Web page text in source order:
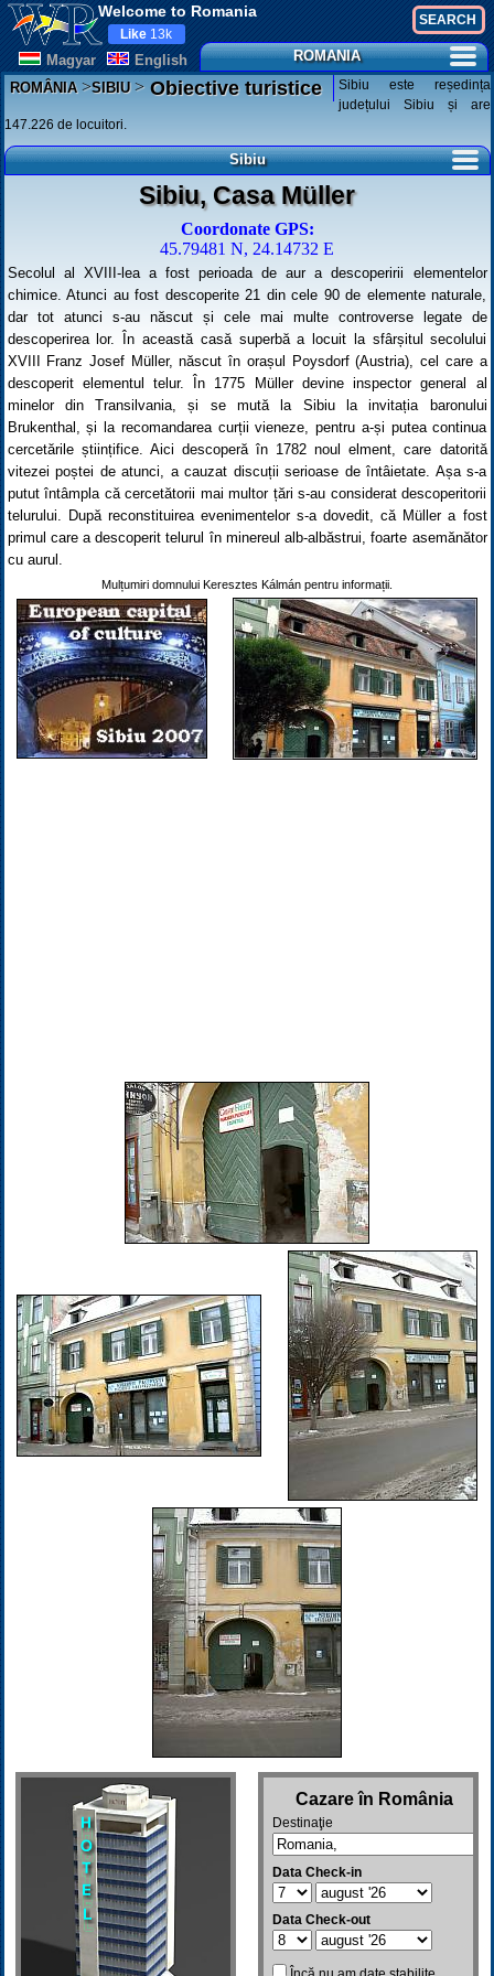
Welcome to Romania
Magyar English
Like 13k
ROMANIA
ROMÂNIA>SIBIU>Obiective turistice
Sibiu este reședința
județului Sibiu și are
147.226 de locuitori.
Sibiu
Sibiu, Casa Müller
Coordonate GPS:
45.79481 N, 24.14732 E
Secolul al XVIII-lea a fost perioada de aur a descoperirii elementelor
chimice. Atunci au fost descoperite 21 din cele 90 de elemente naturale,
dar tot atunci s-au născut și cele mai multe controverse legate de
descoperirea lor. În această casă superbă a locuit la sfârșitul secolului
XVIII Franz Josef Müller, născut în orașul Poysdorf (Austria), cel care a
descoperit elementul telur. În 1775 Müller devine inspector general al
minelor din Transilvania, și se mută la Sibiu la invitația baronului
Brukenthal, și la recomandarea curții vieneze, pentru a-și putea continua
cercetările științifice. Aici descoperă în 1782 noul elment, care datorită
vitezei poștei de atunci, a cauzat discuții serioase de întâietate. Așa s-a
putut întâmpla că cercetătorii mai multor țări s-au considerat descoperitorii
telurului. După reconstituirea evenimentelor s-a dovedit, că Müller a fost
primul care a descoperit telurul în minereul alb-albăstrui, foarte asemănător
cu aurul.
Mulțumiri domnului Keresztes Kálmán pentru informații.